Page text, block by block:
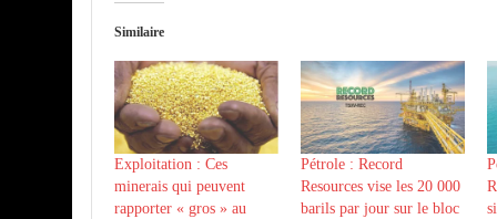
Similaire
Exploitation : Ces
minerais qui peuvent
rapporter « gros » au
Pétrole : Record
Resources vise les 20 000
barils par jour sur le bloc